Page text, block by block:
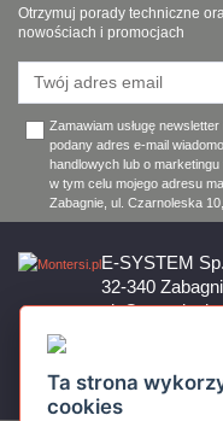
Otrzymuj porady techniczne
nowościach i promocjach
Zamawiam usługę
podany adres e-mail
handlowych lub o
w tym celu mojego adresu
Zabagnie, ul. Czarnoleska
E-SYSTEM
32-340
ul.
Ta strona
cookies